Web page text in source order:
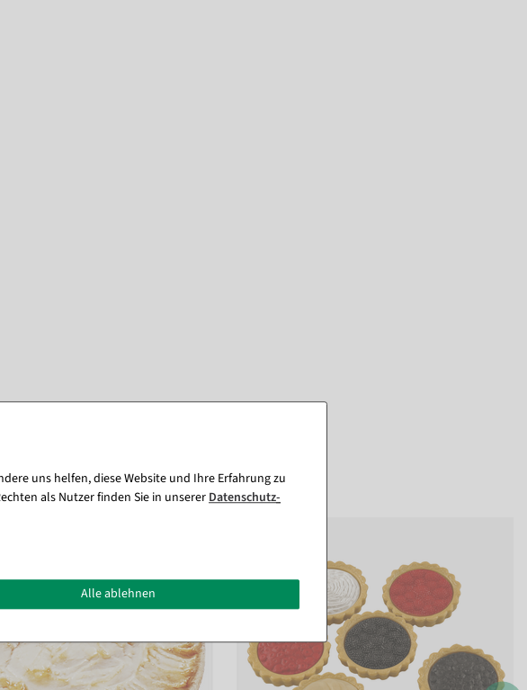
(8)
uns helfen, diese Website und Ihre Erfahrung zu
als Nutzer finden Sie in unserer Daten­schutz­
Alle ablehnen